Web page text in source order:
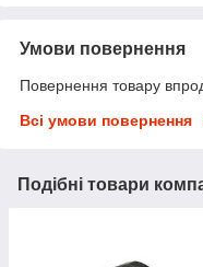
Умови повернення
Повернення товару
Всі умови повернення
Подібні товари